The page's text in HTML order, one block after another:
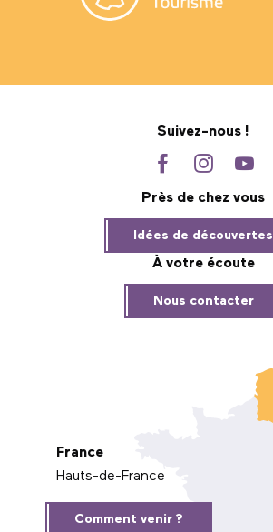
Suivez-nous !
Près de chez vous
Idées de découvertes
À votre écoute
Nous contacter
France
Hauts-de-France
Comment venir ?